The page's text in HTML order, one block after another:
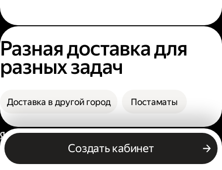
получить его по номеру телефона.
Разная доставка для
разных задач
Доставка в другой город Постаматы
Создать кабинет
Россия
Бизнесу